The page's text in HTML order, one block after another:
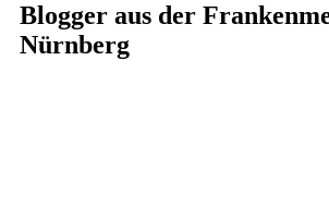
Blogger aus der
Nürnberg